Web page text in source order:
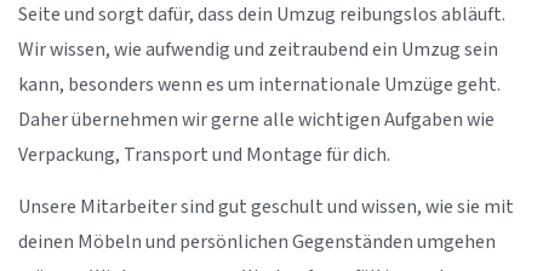
Seite und sorgt dafür, dass dein Umzug reibungslos abläuft.
Wir wissen, wie aufwendig und zeitraubend ein Umzug sein
kann, besonders wenn es um internationale Umzüge geht.
Daher übernehmen wir gerne alle wichtigen Aufgaben wie
Verpackung, Transport und Montage für dich.
Unsere Mitarbeiter sind gut geschult und wissen, wie sie mit
deinen Möbeln und persönlichen Gegenständen umgehen